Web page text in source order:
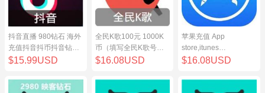
抖音直播 980钻石 海外
充值抖音抖币抖音钻98
元
$15.99USD
全民K歌100元 1000K
币（填写全民K歌号充
值）
$16.08USD
苹果充值 App
store,itunes
store,iphone,ipad中国
$16.08USD